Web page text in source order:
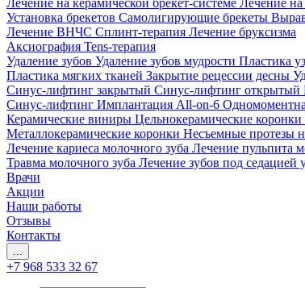
Лечение на керамической брекет-системе Лечение на
Установка брекетов Самолигирующие брекеты
Лечение ВНЧС Сплинт-терапия Лечение бруксизма
Аксиография Tens-терапия
Удаление зубов Удаление зубов мудрости Пластика
Пластика мягких тканей Закрытие рецессии десны
Синус-лифтинг закрытый Синус-лифтинг открытый
Синус-лифтинг Имплантация All-on-6
Керамические виниры Цельнокерамические коронки
Металлокерамические коронки Несъемные протезы
Лечение кариеса молочного зуба Лечение пульпита
Травма молочного зуба Лечение зубов под седацией
Врачи
Акции
Наши работы
Отзывы
Контакты
...
+7 968 533 32 67